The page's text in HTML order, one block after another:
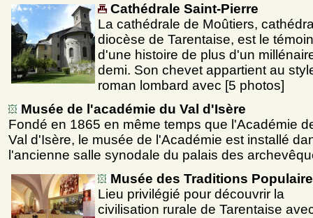
Cathédrale Saint-Pierre
La cathédrale de Moûtiers,
diocèse de Tarentaise, est le témoin
d'une histoire de plus d'un
demi. Son chevet appartient au
roman lombard avec [5 photos]
Musée de l'académie du Val d'Isère
Fondé en 1865 en même temps que l'Académie
Val d'Isère, le musée de l'Académie est installé
l'ancienne salle synodale du palais des
Musée des Traditions
Lieu privilégié pour découvrir la
civilisation rurale de Tarentaise